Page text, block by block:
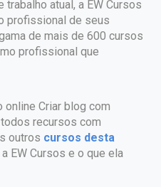
atual, a EW Cursos
profissional de seus
de mais de 600 cursos
profissional que
online Criar blog com
recursos com
outros cursos desta
EW Cursos e o que ela